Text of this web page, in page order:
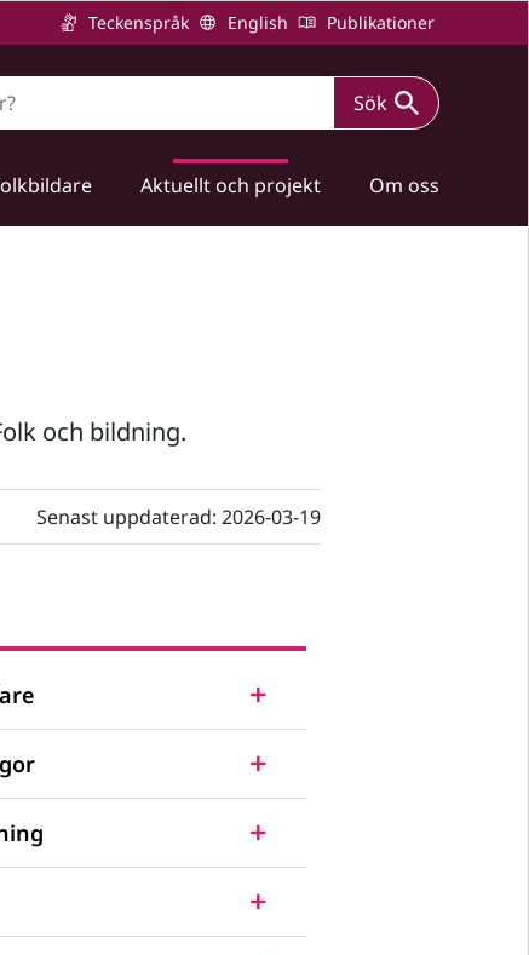
Teckenspråk English Publikationer
Sök
Aktuellt och projekt Om oss
och bildning.
Senast uppdaterad: 2026-03-19